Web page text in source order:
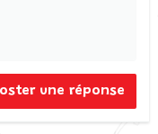
négatif
text
Heading 2
une réponse